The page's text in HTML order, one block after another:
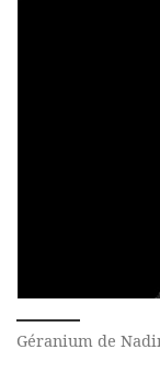
Géranium de